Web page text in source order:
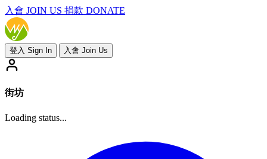
入會 JOIN US 捐款 DONATE
登入 Sign In 入會 Join Us
街坊
Loading status...